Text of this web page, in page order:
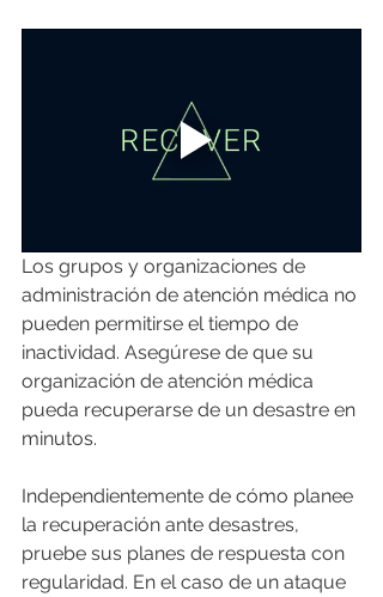
Los grupos y organizaciones de
administración de atención médica no
pueden permitirse el tiempo de
inactividad. Asegúrese de que su
organización de atención médica
pueda recuperarse de un desastre en
minutos.
Independientemente de cómo planee
la recuperación ante desastres,
pruebe sus planes de respuesta con
regularidad. En el caso de un ataque